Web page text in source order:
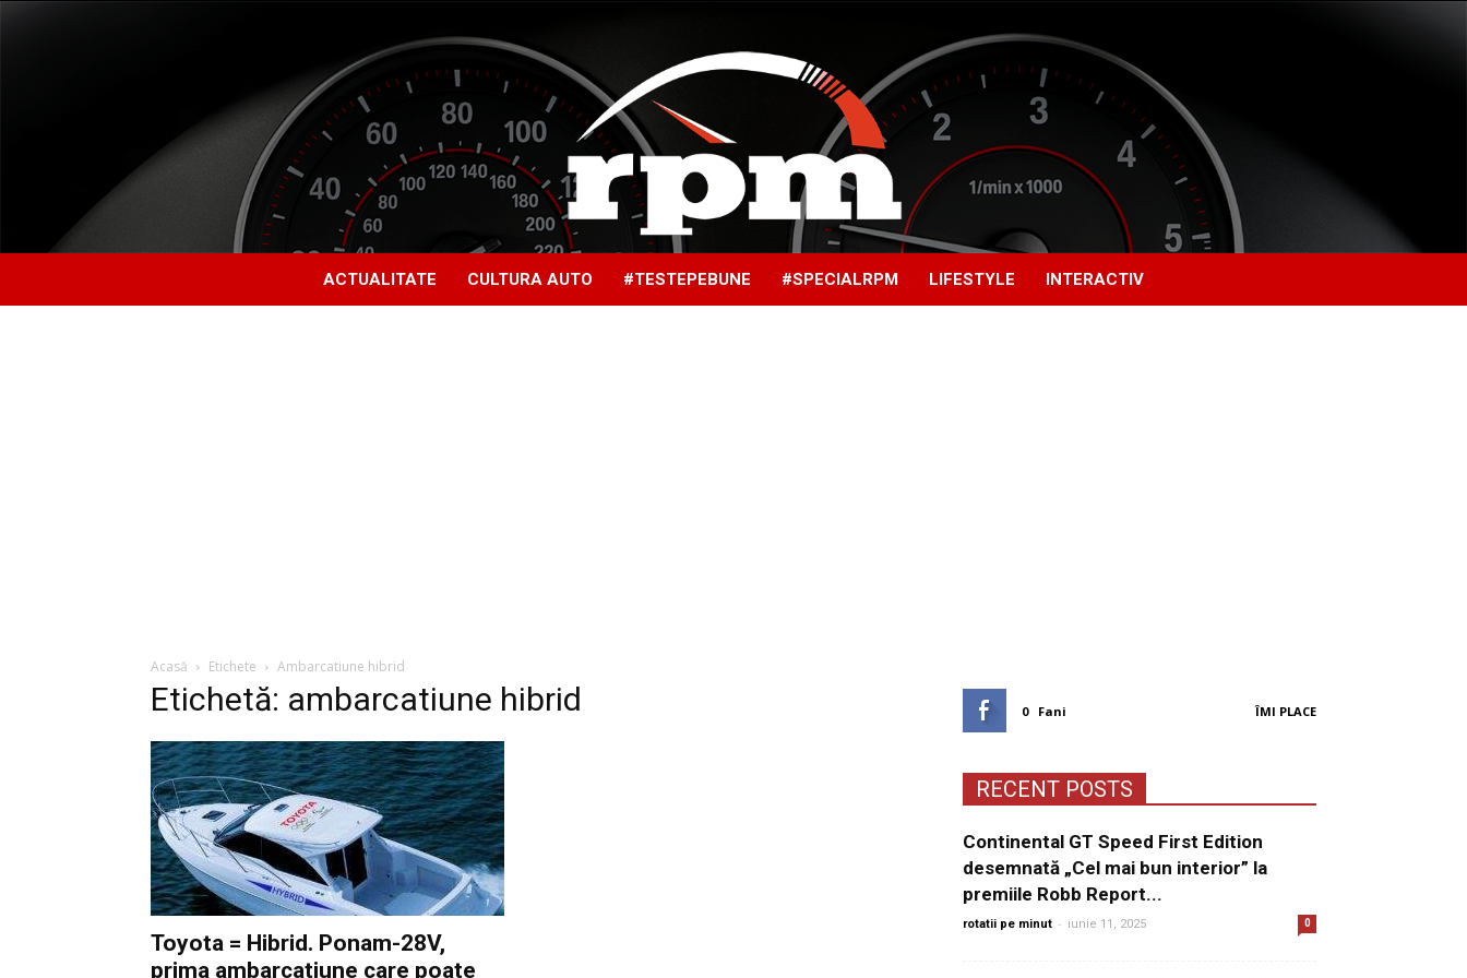
ACTUALITATE CULTURA AUTO #TESTEPEBUNE #SPECIALRPM LIFESTYLE INTERACTIV
Acasă Etichete Ambarcatiune hibrid
Etichetă: ambarcatiune hibrid
Toyota = Hibrid. Ponam-28V,
prima ambarcatiune care poate
0 Fani ÎMI PLACE
RECENT POSTS
Continental GT Speed First Edition
desemnată „Cel mai bun interior” la
premiile Robb Report...
rotatii pe minut - iunie 11, 2025 0